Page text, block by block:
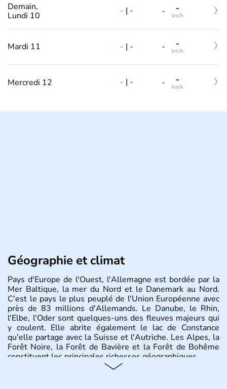
Demain,
Lundi 10
- | - - -
km/h
Mardi 11 - | - - -
km/h
Mercredi 12 - | - - -
km/h
Géographie et climat
Pays d'Europe de l'Ouest, l'Allemagne est bordée par la
Mer Baltique, la mer du Nord et le Danemark au Nord.
C'est le pays le plus peuplé de l'Union Européenne avec
près de 83 millions d'Allemands. Le Danube, le Rhin,
l'Elbe, l'Oder sont quelques-uns des fleuves majeurs qui
y coulent. Elle abrite également le lac de Constance
qu'elle partage avec la Suisse et l'Autriche. Les Alpes, la
Forêt Noire, la Forêt de Bavière et la Forêt de Bohême
constituent les principales richesses géographiques.